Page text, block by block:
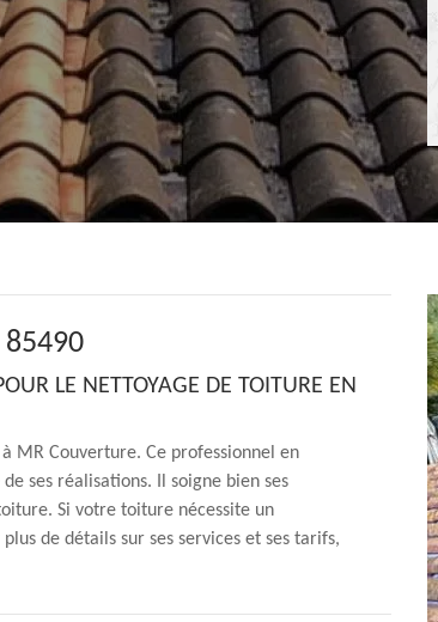
85490
LE NETTOYAGE DE TOITURE EN
MR Couverture. Ce professionnel en
ses réalisations. Il soigne bien ses
Si votre toiture nécessite un
de détails sur ses services et ses tarifs,